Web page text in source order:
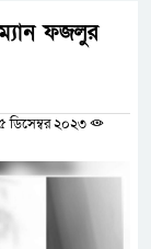
ফজলুর
২০২৩